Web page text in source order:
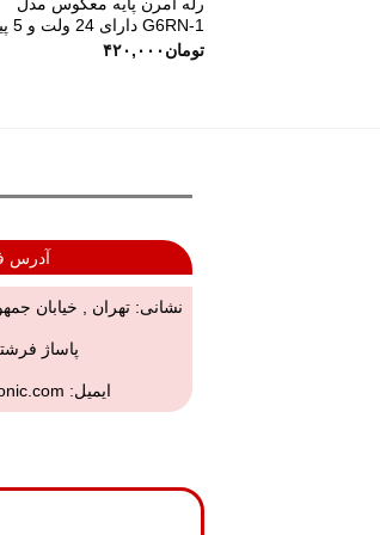
رله امرن پایه معکوس مدل
G6RN-1 دارای 24 ولت و 5 پین
تومان۴۲۰,۰۰۰
آدرس
نشانی: تهران , خیابان
پاساژ فرشته
ایمیل: